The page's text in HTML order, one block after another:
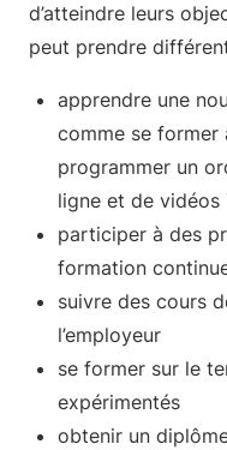
d’atteindre leurs
peut prendre
apprendre une
comme se former
programmer un
ligne et de vidéos
participer à des
formation
suivre des cours
l’employeur
se former sur le
expérimentés
obtenir un